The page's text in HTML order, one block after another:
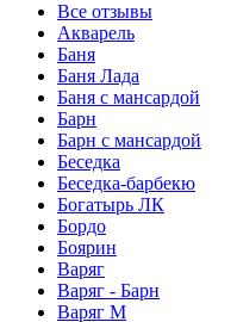
Все отзывы
Акварель
Баня
Баня Лада
Баня с мансардой
Барн
Барн с мансардой
Беседка
Беседка-барбекю
Богатырь ЛК
Бордо
Боярин
Варяг
Варяг - Барн
Варяг М